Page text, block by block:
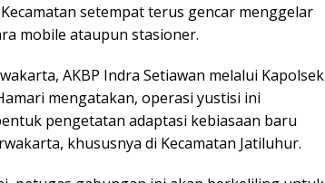
setempat terus gencar menggelar
mobile ataupun stasioner.
AKBP Indra Setiawan melalui Kapolsek
mengatakan, operasi yustisi ini
pengetatan adaptasi kebiasaan baru
khususnya di Kecamatan Jatiluhur.